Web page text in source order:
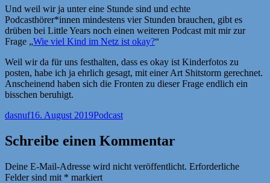
Und weil wir ja unter eine Stunde sind und echte
Podcasthörer*innen mindestens vier Stunden brauchen, gibt es
drüben bei Little Years noch einen weiteren Podcast mit mir zur
Frage „Wie viel Kind im Netz ist okay?“
Weil wir da für uns festhalten, dass es okay ist Kinderfotos zu
posten, habe ich ja ehrlich gesagt, mit einer Art Shitstorm gerechnet.
Anscheinend haben sich die Fronten zu dieser Frage endlich ein
bisschen beruhigt.
Autor
dasnufVeröffentlicht
16. August 2019Kategorien
Podcast
Schreibe einen Kommentar
Deine E-Mail-Adresse wird nicht veröffentlicht. Erforderliche
Felder sind mit * markiert